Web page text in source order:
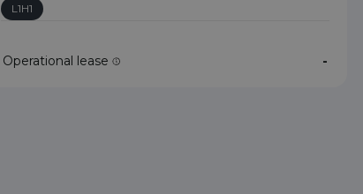
L1H1
Operational lease -